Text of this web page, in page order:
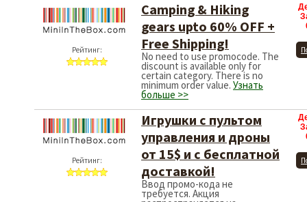
Рейтинг:
Camping & Hiking
gears upto 60% OFF +
Free Shipping!
No need to use promocode. The
discount is available only for
certain category. There is no
minimum order value. Узнать
больше >>
Рейтинг:
Игрушки с пультом
управления и дроны
от 15$ и с бесплатной
доставкой!
Ввод промо-кода не
требуется. Акция